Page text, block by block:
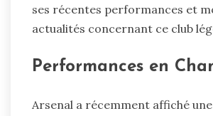
ses récentes performances et
actualités concernant ce club
Performances en
Arsenal a récemment affiché